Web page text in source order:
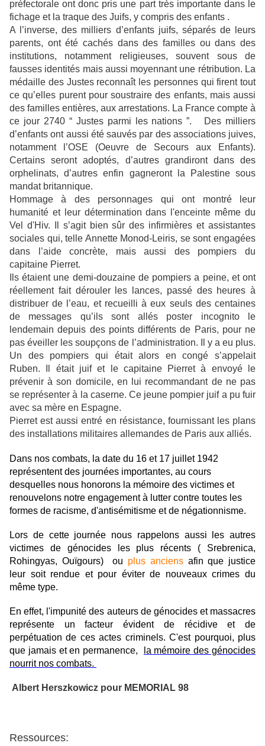
préfectorale ont donc pris une part très importante dans le
fichage et la traque des Juifs, y compris des enfants .
A l’inverse, des milliers d’enfants juifs, séparés de leurs
parents, ont été cachés dans des familles ou dans des
institutions, notamment religieuses, souvent sous de
fausses identités mais aussi moyennant une rétribution. La
médaille des Justes reconnaît les personnes qui firent tout
ce qu’elles purent pour soustraire des enfants, mais aussi
des familles entières, aux arrestations. La France compte à
ce jour 2740 “ Justes parmi les nations ”. Des milliers
d’enfants ont aussi été sauvés par des associations juives,
notamment l’OSE (Oeuvre de Secours aux Enfants).
Certains seront adoptés, d’autres grandiront dans des
orphelinats, d’autres enfin gagneront la Palestine sous
mandat britannique.
Hommage à des personnages qui ont montré leur
humanité et leur détermination dans l'enceinte même du
Vel d'Hiv. Il s’agit bien sûr des infirmières et assistantes
sociales qui, telle Annette Monod-Leiris, se sont engagées
dans l’aide concrète, mais aussi des pompiers du
capitaine Pierret.
Ils étaient une demi-douzaine de pompiers a peine, et ont
réellement fait dérouler les lances, passé des heures à
distribuer de l’eau, et recueilli à eux seuls des centaines
de messages qu’ils sont allés poster incognito le
lendemain depuis des points différents de Paris, pour ne
pas éveiller les soupçons de l’administration. Il y a eu plus.
Un des pompiers qui était alors en congé s’appelait
Ruben. Il était juif et le capitaine Pierret à envoyé le
prévenir à son domicile, en lui recommandant de ne pas
se représenter à la caserne. Ce jeune pompier juif a pu fuir
avec sa mère en Espagne.
Pierret est aussi entré en résistance, fournissant les plans
des installations militaires allemandes de Paris aux alliés.
Dans nos combats, la date du 16 et 17 juillet 1942
représentent des journées importantes, au cours
desquelles nous honorons la mémoire des victimes et
renouvelons notre engagement à lutter contre toutes les
formes de racisme, d'antisémitisme et de négationnisme.
Lors de cette journée nous rappelons aussi les autres
victimes de génocides les plus récents ( Srebrenica,
Rohingyas, Ouïgours)ou plus anciensafin que justice
leur soit rendue et pour éviter de nouveaux crimes du
même type.
En effet, l'impunité des auteurs de génocides et massacres
représente un facteur évident de récidive et de
perpétuation de ces actes criminels. C'est pourquoi, plus
que jamais et en permanence,
la mémoire des génocides
nourrit nos combats.
Albert Herszkowicz pour MEMORIAL 98
Ressources: